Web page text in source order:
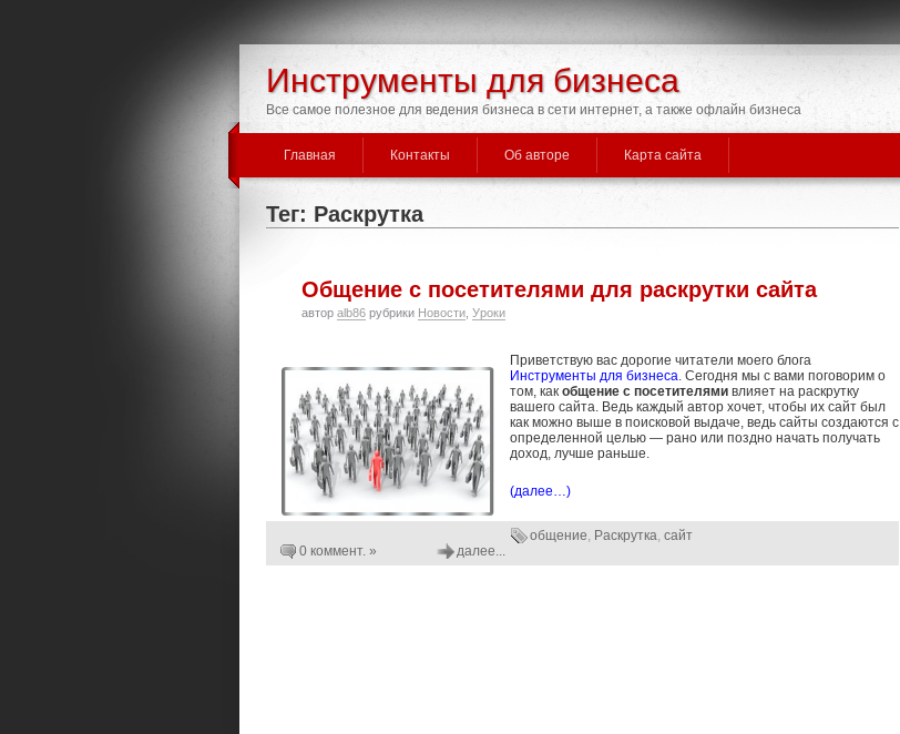
Инструменты для бизнеса
Все самое полезное для ведения бизнеса в сети интернет, а также офлайн бизнеса
Главная Контакты Об авторе Карта сайта
Тег: Раскрутка
Общение с посетителями для раскрутки сайта
автор alb86 рубрики Новости Уроки
Приветствую вас дорогие читатели моего блога
Инструменты для бизнеса. Сегодня мы с вами поговорим о
том, как общение с посетителями влияет на раскрутку
вашего сайта. Ведь каждый автор хочет, чтобы их сайт был
как можно выше в поисковой выдаче, ведь сайты создаются с
определенной целью — рано или поздно начать получать
доход, лучше раньше.
(далее…)
общение, Раскрутка, сайт
0 коммент. »
далее...